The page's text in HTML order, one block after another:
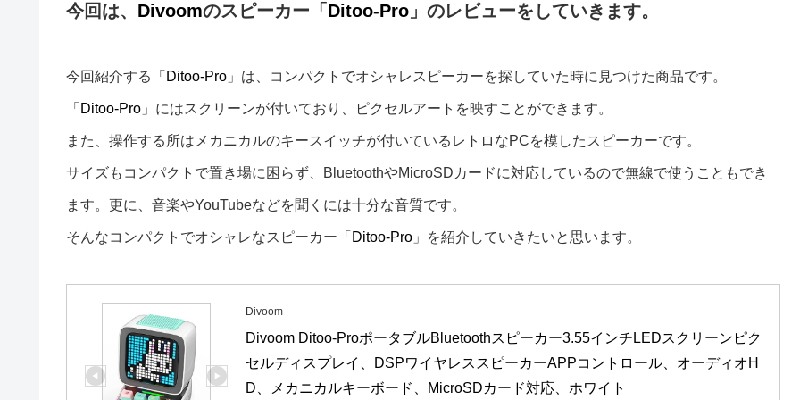
今回は、 Divoomのスピーカー「 Ditoo-Pro 」のレビューをしていきます。
今回紹介する「 Ditoo-Pro 」は、コンパクトでオシャレスピーカーを探していた時に見つけた商品です。
「 Ditoo-Pro 」にはスクリーンが付いており、ピクセルアートを映すことができます。
また、操作する所はメカニカルのキースイッチが付いているレトロなPCを模したスピーカーです。
サイズもコンパクトで置き場に困らず、BluetoothやMicroSDカードに対応しているので無線で使うこともでき
ます。更に、音楽やYouTubeなどを聞くには十分な音質です。
そんなコンパクトでオシャレなスピーカー「 Ditoo-Pro 」を紹介していきたいと思います。
Divoom
Divoom Ditoo-ProポータブルBluetoothスピーカー3.55インチLEDスクリーンピク
セルディスプレイ、DSPワイヤレススピーカーAPPコントロール、オーディオH
D、メカニカルキーボード、MicroSDカード対応、ホワイト